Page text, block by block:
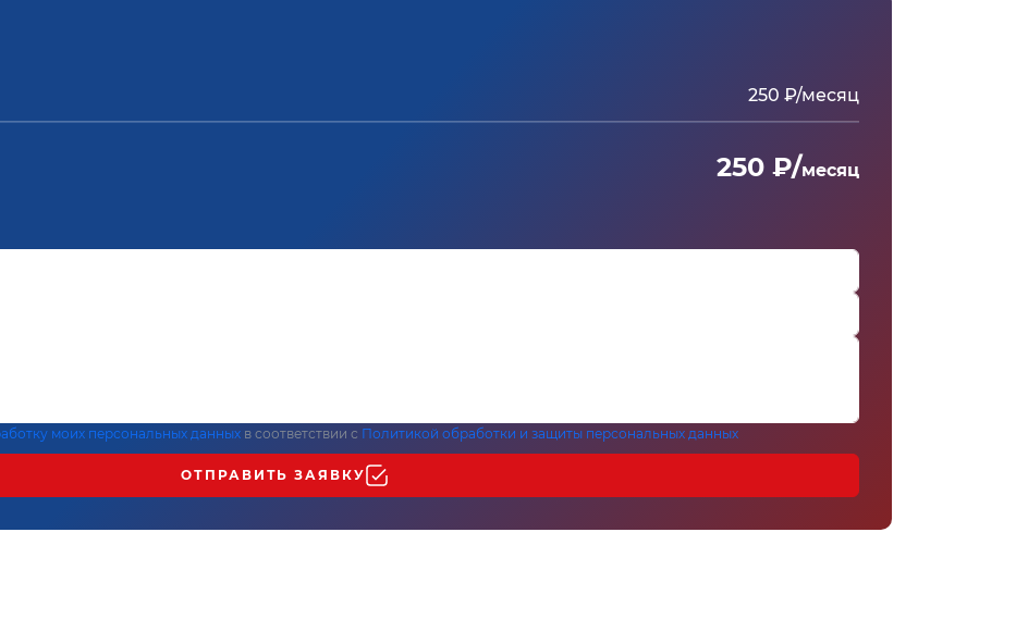
250 ₽/месяц
250 ₽/месяц
моих персональных данных в соответствии с Политикой обработки и защиты персональных данных
ОТПРАВИТЬ ЗАЯВКУ